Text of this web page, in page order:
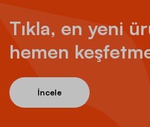
Tıkla, en yeni
hemen
İncele